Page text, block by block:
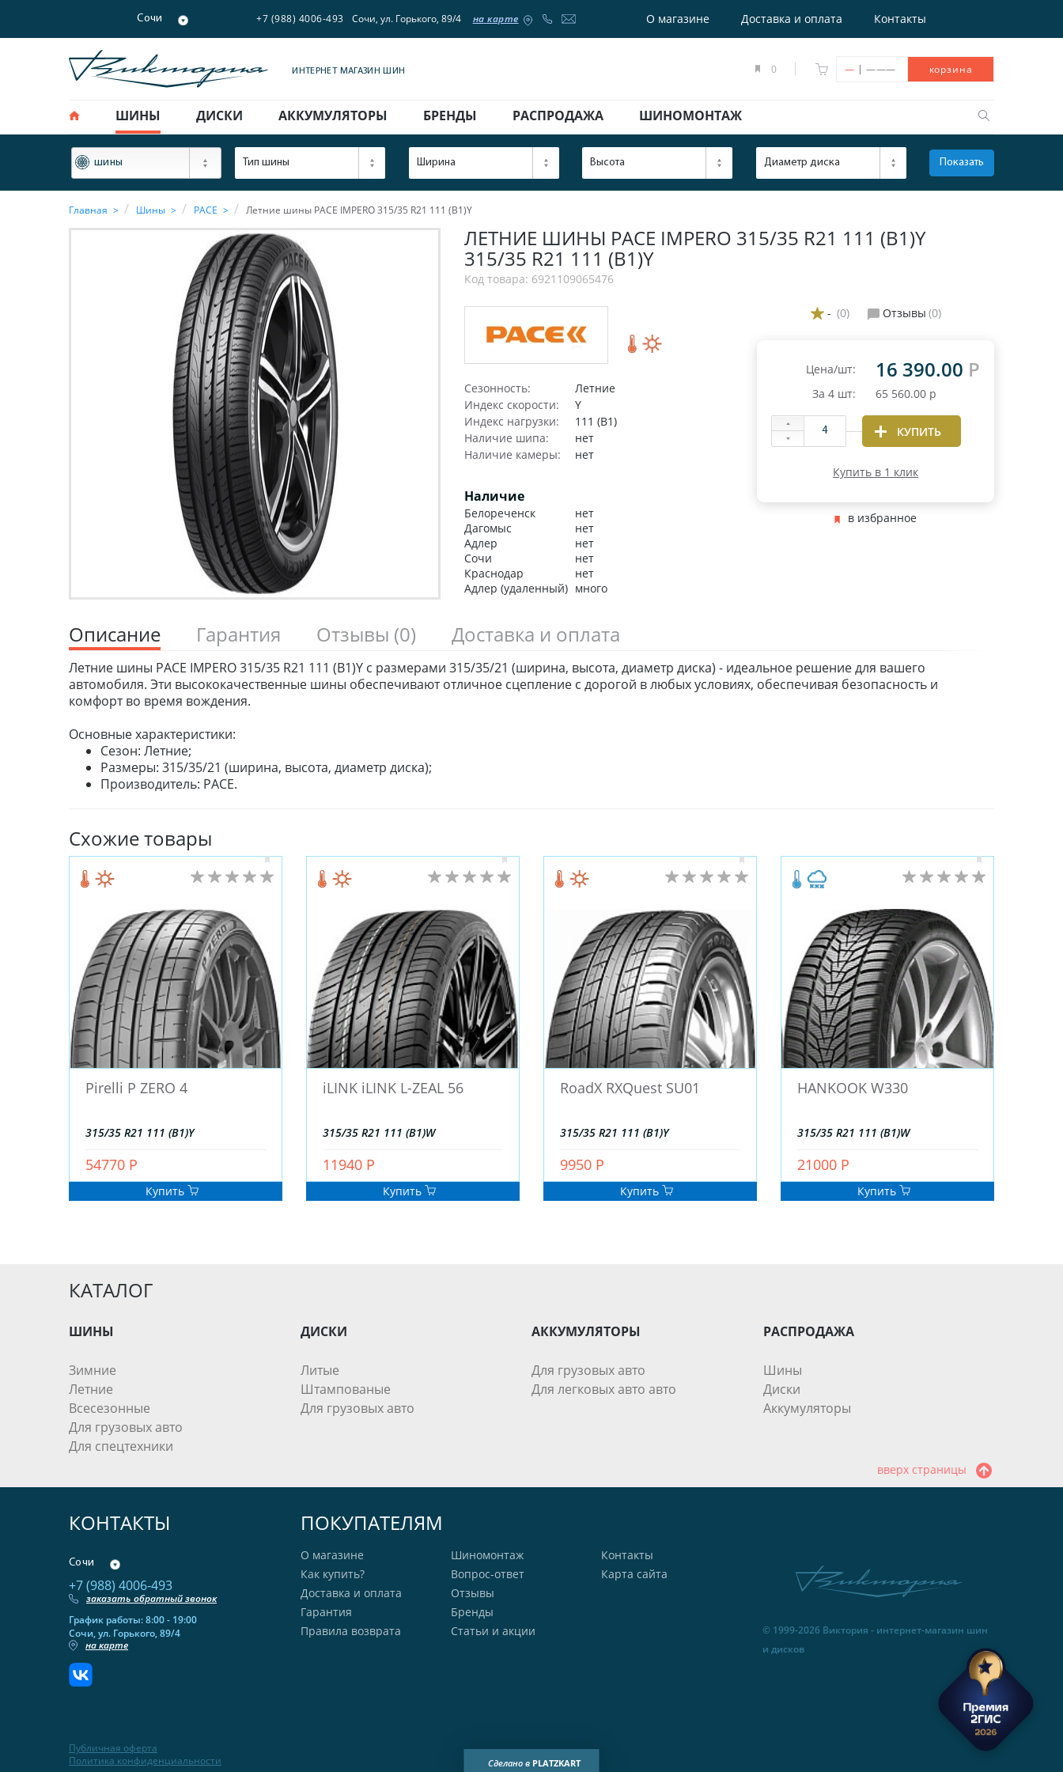
Сочи +7 (988) 4006-493 Сочи, ул. Горького, 89/4 на карте О магазине Доставка и оплата Контакты
ИНТЕРНЕТ МАГАЗИН ШИН 0 — | ——— корзина
ШИНЫ ДИСКИ АККУМУЛЯТОРЫ БРЕНДЫ РАСПРОДАЖА ШИНОМОНТАЖ
ФИЛЬТР ОТКРЫТЬ
шины Тип шины Ширина Высота Диаметр диска Показать
Главная Шины PACE Летние шины PACE IMPERO 315/35 R21 111 (B1)Y
ЛЕТНИЕ ШИНЫ PACE IMPERO 315/35 R21 111 (B1)Y
315/35 R21 111 (B1)Y
Код товара: 6921109065476
Сезонность:
Летние
Индекс скорости:
Y
Индекс нагрузки:
111 (B1)
Наличие шипа:
нет
Наличие камеры:
нет
Наличие
Белореченск
нет
Дагомыс
нет
Адлер
нет
Сочи
нет
Краснодар
нет
Адлер (удаленный) много
- (0) Отзывы (0)
Цена/шт: 16 390.00 Р
За 4 шт: 65 560.00 р
КУПИТЬ
Купить в 1 клик
в избранное
Описание Гарантия Отзывы (0) Доставка и оплата
Летние шины PACE IMPERO 315/35 R21 111 (B1)Y с размерами 315/35/21 (ширина, высота, диаметр диска) - идеальное решение для вашего
автомобиля. Эти высококачественные шины обеспечивают отличное сцепление с дорогой в любых условиях, обеспечивая безопасность и
комфорт во время вождения.
Основные характеристики:
Сезон: Летние;
Размеры: 315/35/21 (ширина, высота, диаметр диска);
Производитель: PACE.
Схожие товары
Pirelli P ZERO 4
315/35 R21 111 (B1)Y
54770 Р
Купить
iLINK iLINK L-ZEAL 56
315/35 R21 111 (B1)W
11940 Р
Купить
RoadX RXQuest SU01
315/35 R21 111 (B1)Y
9950 Р
Купить
HANKOOK W330
315/35 R21 111 (B1)W
21000 Р
Купить
КАТАЛОГ
ШИНЫ
Зимние
Летние
Всесезонные
Для грузовых авто
Для спецтехники
ДИСКИ
Литые
Штампованые
Для грузовых авто
АККУМУЛЯТОРЫ
Для грузовых авто
Для легковых авто авто
РАСПРОДАЖА
Шины
Диски
Аккумуляторы
вверх страницы
КОНТАКТЫ
Сочи
+7 (988) 4006-493
заказать обратный звонок
График работы: 8:00 - 19:00
Сочи, ул. Горького, 89/4
на карте
ПОКУПАТЕЛЯМ
О магазине
Как купить?
Доставка и оплата
Гарантия
Правила возврата
Шиномонтаж
Вопрос-ответ
Отзывы
Бренды
Статьи и акции
Контакты
Карта сайта
© 1999-2026 Виктория - интернет-магазин шин
и дисков
Публичная оферта
Политика конфиденциальности
Сделано в PLATZKART